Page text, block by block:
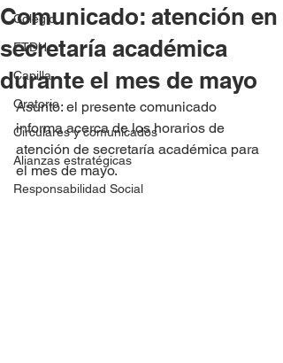
Colegio
ETDH
Capilla
Oratorio
Circulares y comunicados
Alianzas estratégicas
Responsabilidad Social
Comunicado: atención en
secretaría académica
durante el mes de mayo
Asunto: el presente comunicado
informa acerca de los horarios de
atención de secretaría académica para
el mes de mayo.